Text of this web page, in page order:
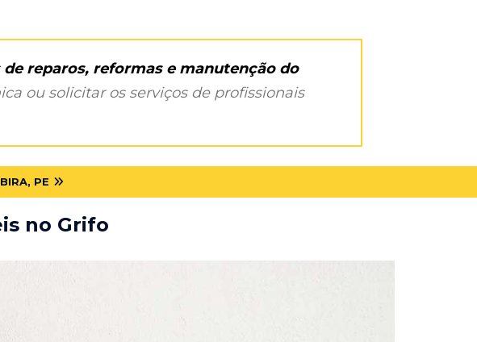
reparos, reformas e manutenção do
ou solicitar os serviços de profissionais
PE
no Grifo